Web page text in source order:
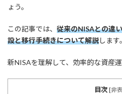
ょう。
この記事では、 従来のNISAとの違
設と移行手続きについて解説します。
新NISAを理解して、効率的な資産
目次 [非